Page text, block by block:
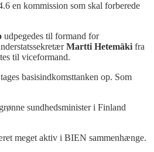
en kommission som skal forberede
udpegedes til formand for
Martti Hetemäkifra
til viceformand.
basisindkomsttanken op. Som
sundhedsminister i Finland
meget aktiv i BIEN sammenhænge.